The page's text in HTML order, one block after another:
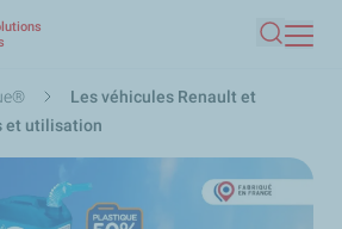
contenu
principal
Les véhicules Renault et
et utilisation